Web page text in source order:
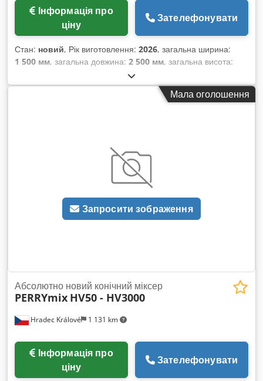
ціну
Зателефонувати
Стан: новий, Рік виготовлення: 2026, загальна ширина:
1 500 мм, загальна довжина: 2 500 мм, загальна висота:
, Ротаційний таблетковий прес SPT-TP600 2-
шарове виробництво; Сенсорний екран, панель керування
PLC; HMI (людино-машинний інтерфейс); Chodpfxsuac Sfe
Максимальна товщина таблетки, мм – 15 4. Максимальне
основне зусилля пресування, т – 30 5. Габаритні розміри,
Мала оголошення
Запросити зображення
Hradec Králové 1 131 km
Абсолютно новий конічний міксер
PERRYmix HV50 - HV3000
ціну
Зателефонувати